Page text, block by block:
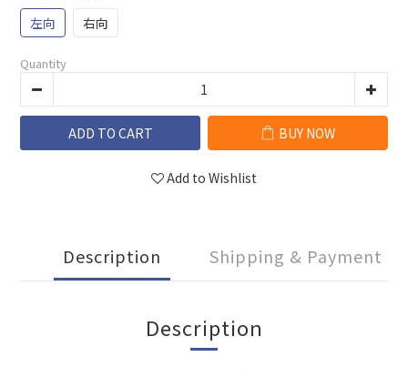
左向 右向
Quantity
ADD TO CART BUY NOW
Add to Wishlist
Description Shipping & Payment
Description